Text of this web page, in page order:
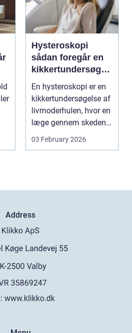
Hysteroskopi
sådan foregår en
kikkertundersøgel
se af livmoderen
En hysteroskopi er en
kikkertundersøgelse af
livmoderhulen, hvor en
læge gennem skeden
og livmoderha...
03 February 2026
Address
www.klikko.dk